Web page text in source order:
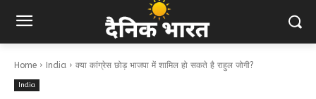
Home India क्या कांग्रेस छोड़ भाजपा में शामिल हो सकते है राहुल जोगी?
India